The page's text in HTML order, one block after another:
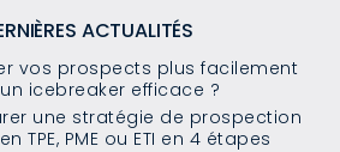
ACTUALITÉS
vos prospects plus facilement
icebreaker efficace ?
une stratégie de prospection
TPE, PME ou ETI en 4 étapes